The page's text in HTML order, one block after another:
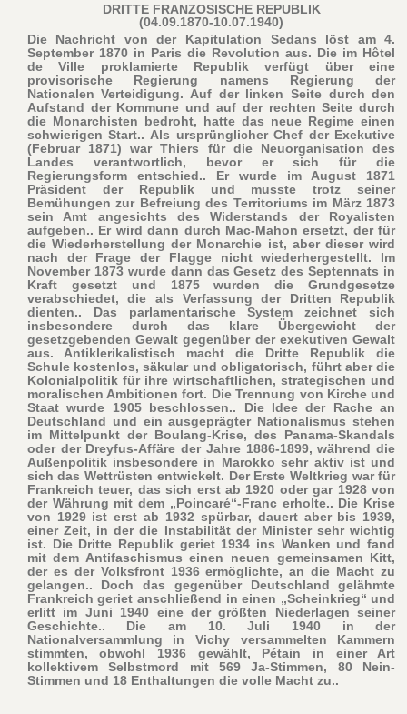
DRITTE FRANZOSISCHE REPUBLIK
(04.09.1870-10.07.1940)
Die Nachricht von der Kapitulation Sedans löst am 4.
September 1870 in Paris die Revolution aus. Die im Hôtel
de Ville proklamierte Republik verfügt über eine
provisorische Regierung namens Regierung der
Nationalen Verteidigung. Auf der linken Seite durch den
Aufstand der Kommune und auf der rechten Seite durch
die Monarchisten bedroht, hatte das neue Regime einen
schwierigen Start.. Als ursprünglicher Chef der Exekutive
(Februar 1871) war Thiers für die Neuorganisation des
Landes verantwortlich, bevor er sich für die
Regierungsform entschied.. Er wurde im August 1871
Präsident der Republik und musste trotz seiner
Bemühungen zur Befreiung des Territoriums im März 1873
sein Amt angesichts des Widerstands der Royalisten
aufgeben.. Er wird dann durch Mac-Mahon ersetzt, der für
die Wiederherstellung der Monarchie ist, aber dieser wird
nach der Frage der Flagge nicht wiederhergestellt. Im
November 1873 wurde dann das Gesetz des Septennats in
Kraft gesetzt und 1875 wurden die Grundgesetze
verabschiedet, die als Verfassung der Dritten Republik
dienten.. Das parlamentarische System zeichnet sich
insbesondere durch das klare Übergewicht der
gesetzgebenden Gewalt gegenüber der exekutiven Gewalt
aus. Antiklerikalistisch macht die Dritte Republik die
Schule kostenlos, säkular und obligatorisch, führt aber die
Kolonialpolitik für ihre wirtschaftlichen, strategischen und
moralischen Ambitionen fort. Die Trennung von Kirche und
Staat wurde 1905 beschlossen.. Die Idee der Rache an
Deutschland und ein ausgeprägter Nationalismus stehen
im Mittelpunkt der Boulang-Krise, des Panama-Skandals
oder der Dreyfus-Affäre der Jahre 1886-1899, während die
Außenpolitik insbesondere in Marokko sehr aktiv ist und
sich das Wettrüsten entwickelt. Der Erste Weltkrieg war für
Frankreich teuer, das sich erst ab 1920 oder gar 1928 von
der Währung mit dem „Poincaré“-Franc erholte.. Die Krise
von 1929 ist erst ab 1932 spürbar, dauert aber bis 1939,
einer Zeit, in der die Instabilität der Minister sehr wichtig
ist. Die Dritte Republik geriet 1934 ins Wanken und fand
mit dem Antifaschismus einen neuen gemeinsamen Kitt,
der es der Volksfront 1936 ermöglichte, an die Macht zu
gelangen.. Doch das gegenüber Deutschland gelähmte
Frankreich geriet anschließend in einen „Scheinkrieg“ und
erlitt im Juni 1940 eine der größten Niederlagen seiner
Geschichte.. Die am 10. Juli 1940 in der
Nationalversammlung in Vichy versammelten Kammern
stimmten, obwohl 1936 gewählt, Pétain in einer Art
kollektivem Selbstmord mit 569 Ja-Stimmen, 80 Nein-
Stimmen und 18 Enthaltungen die volle Macht zu..